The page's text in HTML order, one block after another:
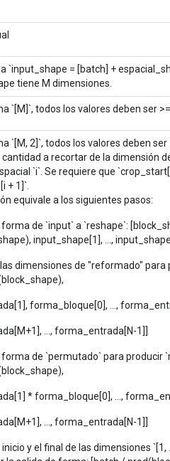
`input_shape = [batch] +
tiene M dimensiones.
`[M]`, todos los valores deben ser
`[M, 2]`, todos los valores deben
a recortar de la dimensión
`i`. Se requiere que
+ 1]`.
equivale a los siguientes pasos:
forma de `input` a `reshape`:
input_shape[1], ...,
dimensiones de "reformado"
forma_bloque[0], ...,
..., forma_entrada[N-1]]
forma de `permutado` para
* forma_bloque[0], ...,
..., forma_entrada[N-1]]
y el final de las dimensiones